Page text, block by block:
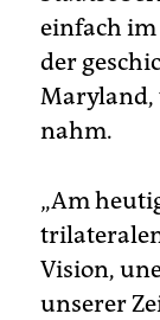
einfach im
der
Maryland,
nahm.
„Am
Vision,
unserer